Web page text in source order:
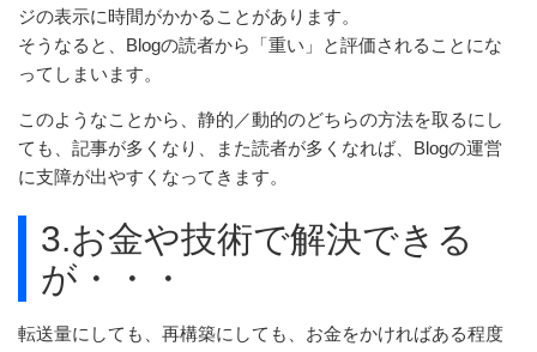
ジの表示に時間がかかることがあります。
そうなると、Blogの読者から「重い」と評価されることにな
ってしまいます。
このようなことから、静的／動的のどちらの方法を取るにし
ても、記事が多くなり、また読者が多くなれば、Blogの運営
に支障が出やすくなってきます。
3.お金や技術で解決できる
が・・・
転送量にしても、再構築にしても、お金をかければある程度